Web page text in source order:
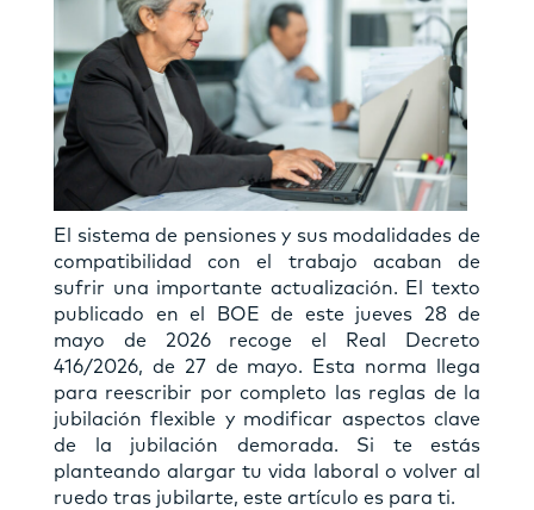
El sistema de pensiones y sus modalidades de
compatibilidad con el trabajo acaban de
sufrir una importante actualización. El texto
publicado en el BOE de este jueves 28 de
mayo de 2026 recoge el Real Decreto
416/2026, de 27 de mayo. Esta norma llega
para reescribir por completo las reglas de la
jubilación flexible y modificar aspectos clave
de la jubilación demorada. Si te estás
planteando alargar tu vida laboral o volver al
ruedo tras jubilarte, este artículo es para ti.